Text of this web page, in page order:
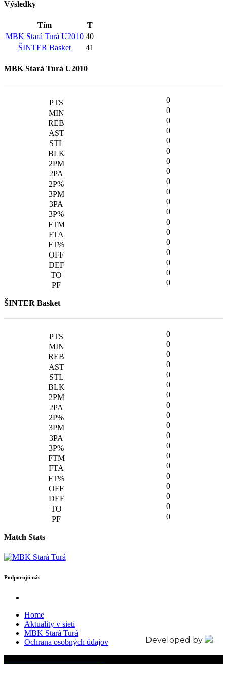
Výsledky
Tím
T
MBK Stará Turá U2010 40
ŠINTER Basket
41
MBK Stará Turá U2010
0
0
0
0
0
0
0
0
0
0
0
0
0
0
0
0
0
0
0
ŠINTER Basket
0
0
0
0
0
0
0
0
0
0
0
0
0
0
0
0
0
0
0
Match Stats
Podporujú nás
Home
Aktuality v sieti
MBK Stará Turá
Ochrana osobných údajov
Developed by